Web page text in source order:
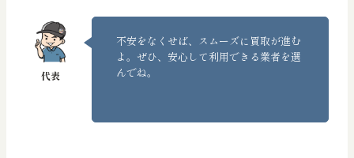
不安をなくせば、スムーズに買取が進む
よ。ぜひ、安心して利用できる業者を選
んでね。